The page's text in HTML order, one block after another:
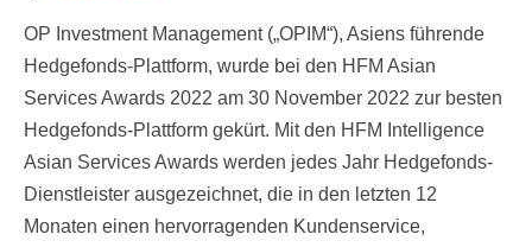
OP Investment Management („OPIM“), Asiens führende
Hedgefonds-Plattform, wurde bei den HFM Asian
Services Awards 2022 am 30 November 2022 zur besten
Hedgefonds-Plattform gekürt. Mit den HFM Intelligence
Asian Services Awards werden jedes Jahr Hedgefonds-
Dienstleister ausgezeichnet, die in den letzten 12
Monaten einen hervorragenden Kundenservice,